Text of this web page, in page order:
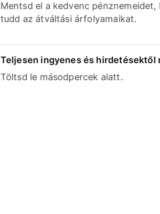
Mentsd el a kedvenc
tudd az átváltási árfolyamaikat.
Teljesen ingyenes és hirdetésektől
Töltsd le másodpercek alatt.